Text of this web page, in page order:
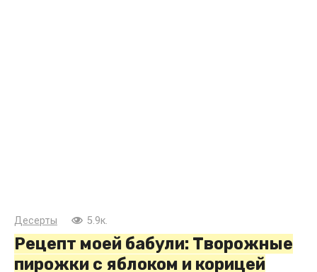
Десерты 5.9к.
Рецепт моей бабули: Творожные
пирожки с яблоком и корицей